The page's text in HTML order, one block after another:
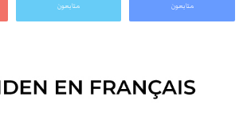
متابعون متابعون